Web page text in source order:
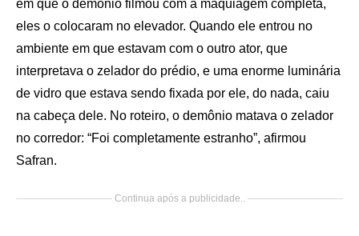
em que o demônio filmou com a maquiagem completa,
eles o colocaram no elevador. Quando ele entrou no
ambiente em que estavam com o outro ator, que
interpretava o zelador do prédio, e uma enorme luminária
de vidro que estava sendo fixada por ele, do nada, caiu
na cabeça dele. No roteiro, o demônio matava o zelador
no corredor: “Foi completamente estranho”, afirmou
Safran.
Continua após a publicidade..